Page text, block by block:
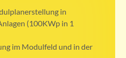
in
(100KWp in 1
im Modulfeld und in der